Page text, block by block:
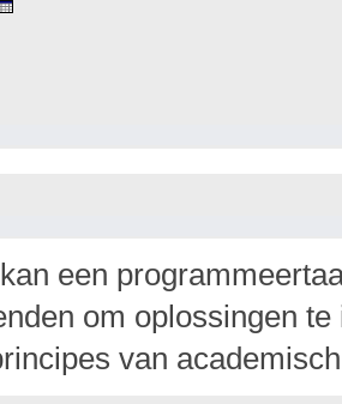
een
om oplossingen
van